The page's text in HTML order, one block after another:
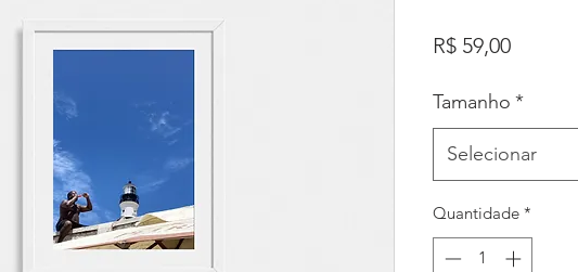
R$ 59,00Preço
Tamanho *
Selecionar
Quantidade *